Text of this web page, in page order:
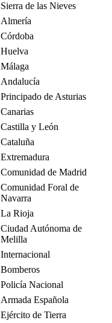
Sierra de las Nieves
Almería
Córdoba
Huelva
Málaga
Andalucía
Principado de Asturias
Canarias
Castilla y León
Cataluña
Extremadura
Comunidad de Madrid
Comunidad Foral de
Navarra
La Rioja
Ciudad Autónoma de
Melilla
Internacional
Bomberos
Policía Nacional
Armada Española
Ejército de Tierra